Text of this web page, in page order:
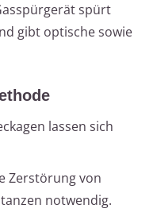
spürt
gibt optische sowie
lassen sich
Zerstörung von
notwendig.